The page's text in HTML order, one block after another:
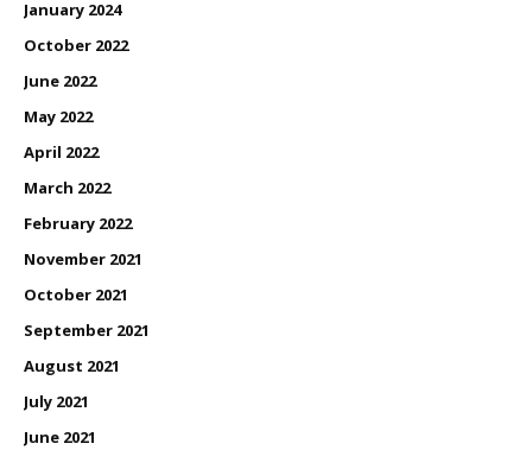
January 2024
October 2022
June 2022
May 2022
April 2022
March 2022
February 2022
November 2021
October 2021
September 2021
August 2021
July 2021
June 2021